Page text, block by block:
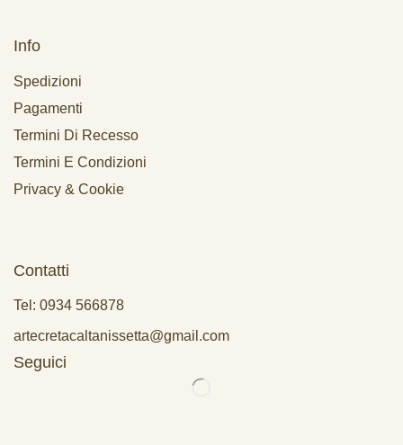
Info
Spedizioni
Pagamenti
Termini Di Recesso
Termini E Condizioni
Privacy & Cookie
Contatti
Tel: 0934 566878
artecretacaltanissetta@gmail.com
Seguici